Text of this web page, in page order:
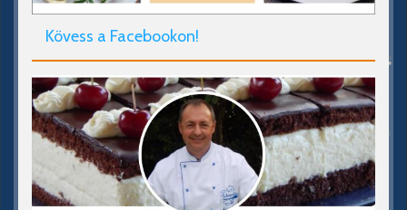
Kövess a Facebookon!